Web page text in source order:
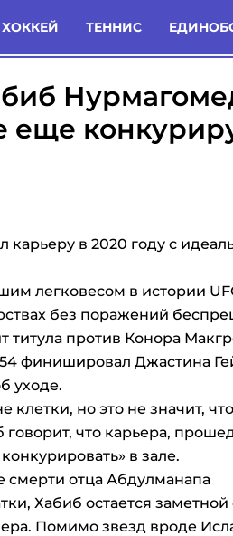
ХОККЕЙ ТЕННИС
Комменты Новости
еще
карьеру в 2020 году с
легковесом в истории
без поражений
титула против Конора
финишировал Джастина
уходе.
клетки, но это не значит,
что карьера,
в зале.
отца Абдулманапа
Хабиб остается
Помимо звезд вроде